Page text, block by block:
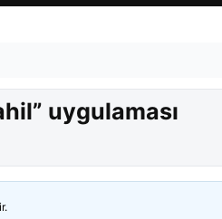
uygulaması